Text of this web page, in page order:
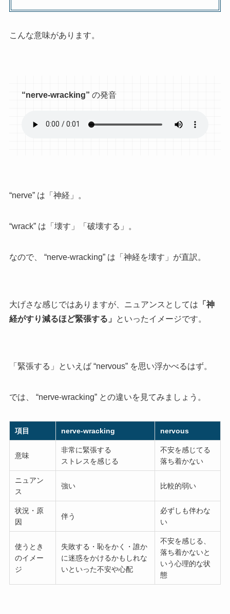
こんな意味があります。
“nerve-wracking” の発音
“nerve” は「神経」。
“wrack” は「壊す」「破壊する」。
なので、 “nerve-wracking” は「神経を壊す」が直訳。
大げさな感じではありますが、ニュアンスとしては 「神
経がすり減るほど緊張する」
といったイメージです。
「緊張する」といえば “nervous” を思い浮かべるはず。
では、 “nerve-wracking” との違いを見てみましょう。
項目 nerve-wracking nervous
意味
非常に緊張する
ストレスを感じる
不安を感じてる
落ち着かない
ニュアン
ス
強い 比較的弱い
状況・原
因
伴う
必ずしも伴わな
い
使うとき
のイメー
ジ
失敗する・恥をかく・誰か
に迷惑をかけるかもしれな
いといった不安や心配
不安を感じる、
落ち着かないと
いう心理的な状
態